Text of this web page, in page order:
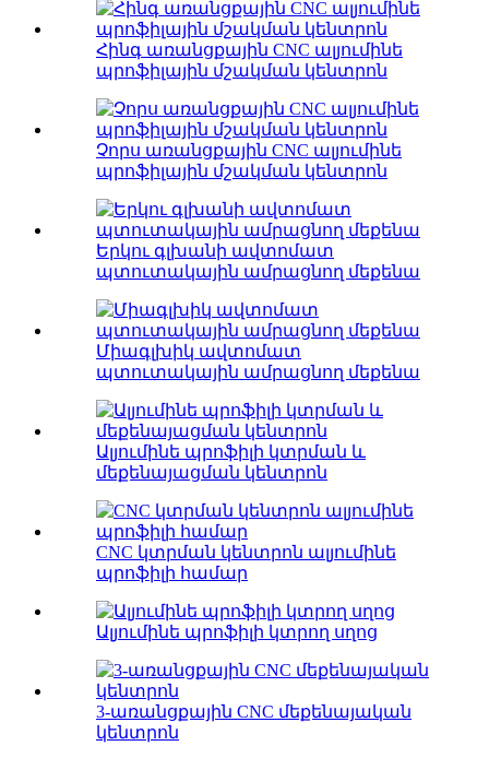
Հինգ առանցքային CNC ալյումինե
պրոֆիլային մշակման կենտրոն
Չորս առանցքային CNC ալյումինե
պրոֆիլային մշակման կենտրոն
Երկու գլխանի ավտոմատ
պտուտակային ամրացնող մեքենա
Միագլխիկ ավտոմատ
պտուտակային ամրացնող մեքենա
Ալյումինե պրոֆիլի կտրման և
մեքենայացման կենտրոն
CNC կտրման կենտրոն ալյումինե
պրոֆիլի համար
Ալյումինե պրոֆիլի կտրող սղոց
3-առանցքային CNC մեքենայական
կենտրոն